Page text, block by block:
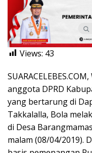
Views: 43
anggota DPRD
yang bertarung di
Takkalalla, Bola
di Desa
malam (08/04/2019).